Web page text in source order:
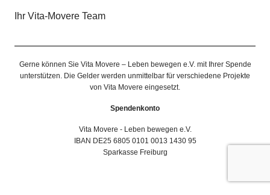
Ihr Vita-Movere Team
Gerne können Sie Vita Movere – Leben bewegen e.V. mit Ihrer Spende
unterstützen. Die Gelder werden unmittelbar für verschiedene Projekte
von Vita Movere eingesetzt.
Spendenkonto
Vita Movere - Leben bewegen e.V.
IBAN DE25 6805 0101 0013 1430 95
Sparkasse Freiburg